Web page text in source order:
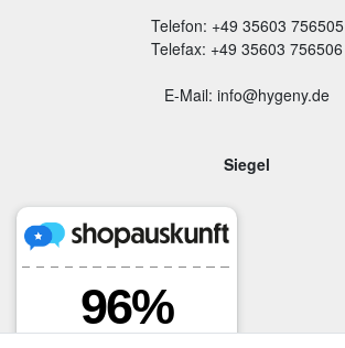
Telefon: +49 35603 756505
Telefax: +49 35603 756506
E-Mail: info@hygeny.de
Siegel